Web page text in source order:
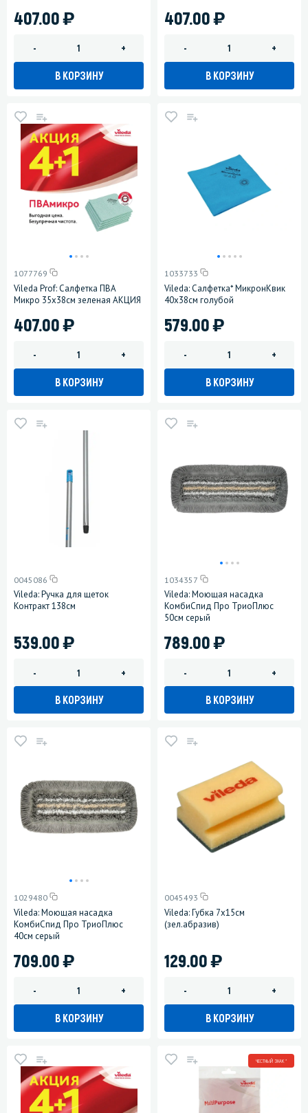
407.00)
- +
В КОРЗИНУ
407.00)
- +
В КОРЗИНУ
1077769
Vileda Prof: Салфетка ПВА
Микро 35х38см зеленая АКЦИЯ
407.00)
- +
В КОРЗИНУ
1033733
Vileda: Салфетка* МикронКвик
40х38см голубой
579.00)
- +
В КОРЗИНУ
0045086
Vileda: Ручка для щеток
Контракт 138см
539.00)
- +
В КОРЗИНУ
1034357
Vileda: Моющая насадка
КомбиСпид Про ТриоПлюс
50см серый
789.00)
- +
В КОРЗИНУ
1029480
Vileda: Моющая насадка
КомбиСпид Про ТриоПлюс
40см серый
709.00)
- +
В КОРЗИНУ
0045493
Vileda: Губка 7х15см
(зел.абразив)
129.00)
- +
В КОРЗИНУ
ЧЕСТНЫЙ ЗНАК *